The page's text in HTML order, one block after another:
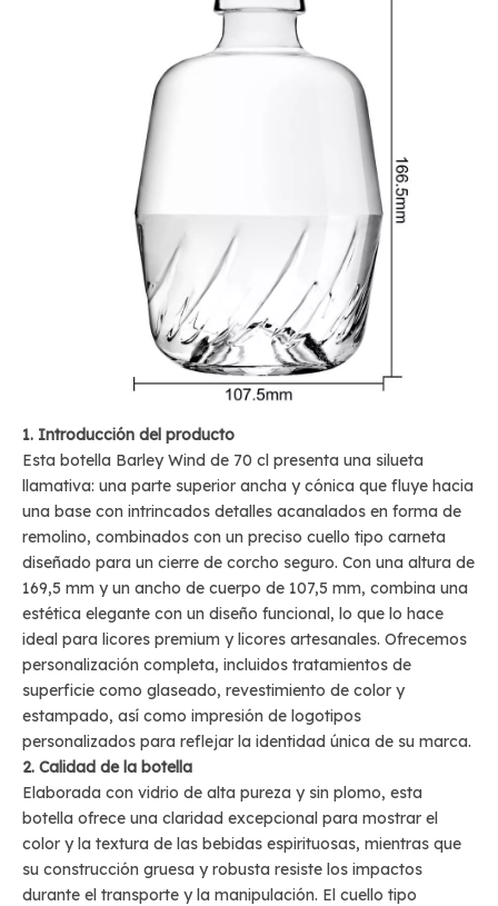
1. Introducción del producto
Esta botella Barley Wind de 70 cl presenta una silueta
llamativa: una parte superior ancha y cónica que fluye hacia
una base con intrincados detalles acanalados en forma de
remolino, combinados con un preciso cuello tipo carneta
diseñado para un cierre de corcho seguro. Con una altura de
169,5 mm y un ancho de cuerpo de 107,5 mm, combina una
estética elegante con un diseño funcional, lo que lo hace
ideal para licores premium y licores artesanales. Ofrecemos
personalización completa, incluidos tratamientos de
superficie como glaseado, revestimiento de color y
estampado, así como impresión de logotipos
personalizados para reflejar la identidad única de su marca.
2. Calidad de la botella
Elaborada con vidrio de alta pureza y sin plomo, esta
botella ofrece una claridad excepcional para mostrar el
color y la textura de las bebidas espirituosas, mientras que
su construcción gruesa y robusta resiste los impactos
durante el transporte y la manipulación. El cuello tipo